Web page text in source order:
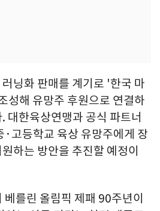
닝화 판매를 계기로 '한국 마
성해 유망주 후원으로 연결하
대한육상연맹과 공식 파트너
·고등학교 육상 유망주에게 장
하는 방안을 추진할 예정이
를린 올림픽 제패 90주년이